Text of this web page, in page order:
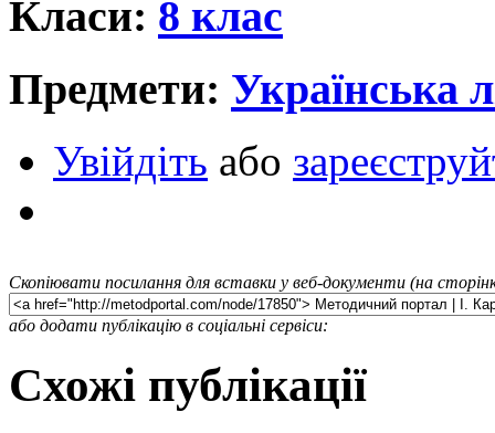
Класи: 8 клас
Предмети: Українська
Увійдіть або
Скопіювати посилання для вставки у веб-документи (на
або додати публікацію в соціальні сервіси:
Схожі публікації